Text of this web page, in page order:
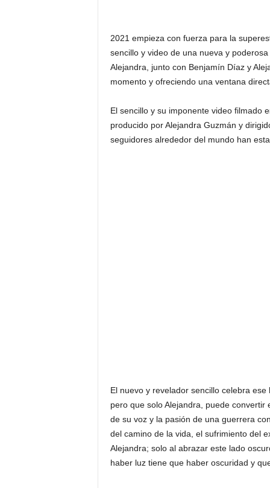
2021 empieza con fuerza para la
sencillo y video de una nueva y poderosa
Alejandra, junto con Benjamín Díaz y
momento y ofreciendo una ventana
El sencillo y su imponente video filmado
producido por Alejandra Guzmán y
seguidores alrededor del mundo han
El nuevo y revelador sencillo celebra
pero que solo Alejandra, puede
de su voz y la pasión de una guerrera
del camino de la vida, el sufrimiento del
Alejandra; solo al abrazar este lado
haber luz tiene que haber oscuridad y